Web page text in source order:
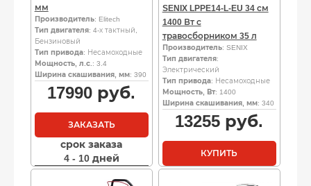
мм
Производитель: Elitech
Тип двигателя: 4-х тактный,
Бензиновый
Тип привода: Несамоходные
Мощность, л.с. : 3.4
Ширина скашивания, мм: 390
17990 руб.
ЗАКАЗАТЬ
срок заказа
4 - 10 дней
SENIX LPPE14-L-EU 34 см
1400 Вт с
травосборником 35 л
Производитель: SENIX
Тип двигателя:
Электрический
Тип привода: Несамоходные
Мощность, Вт: 1400
Ширина скашивания, мм: 340
13255 руб.
КУПИТЬ